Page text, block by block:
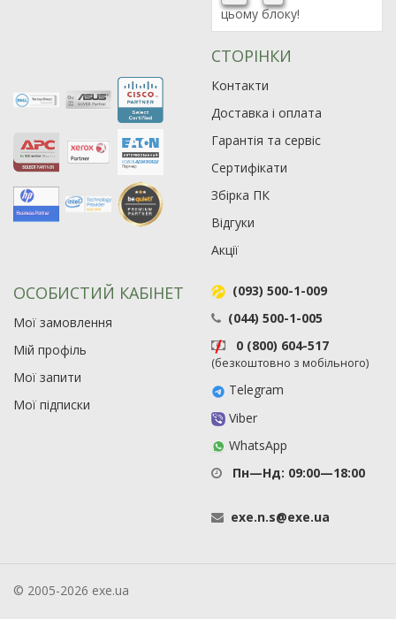
цьому блоку!
СТОРІНКИ
Контакти
Доставка і оплата
Гарантія та сервіс
Сертифікати
Збірка ПК
Відгуки
Акції
ОСОБИСТИЙ КАБІНЕТ
Мої замовлення
Мій профіль
Мої запити
Мої підписки
(093) 500-1-009
(044) 500-1-005
0 (800) 604-517
(безкоштовно з мобільного)
Telegram
Viber
WhatsApp
Пн—Нд: 09:00—18:00
exe.n.s@exe.ua
© 2005-2026 exe.ua